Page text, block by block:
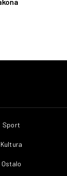
Sport
Kultura
Ostalo